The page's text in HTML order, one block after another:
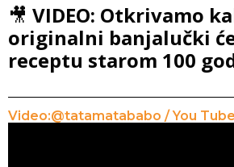
🎥 VIDEO: Otkrivamo
originalni banjalučki
receptu starom 100
Video:@tatamatababo / You Tube